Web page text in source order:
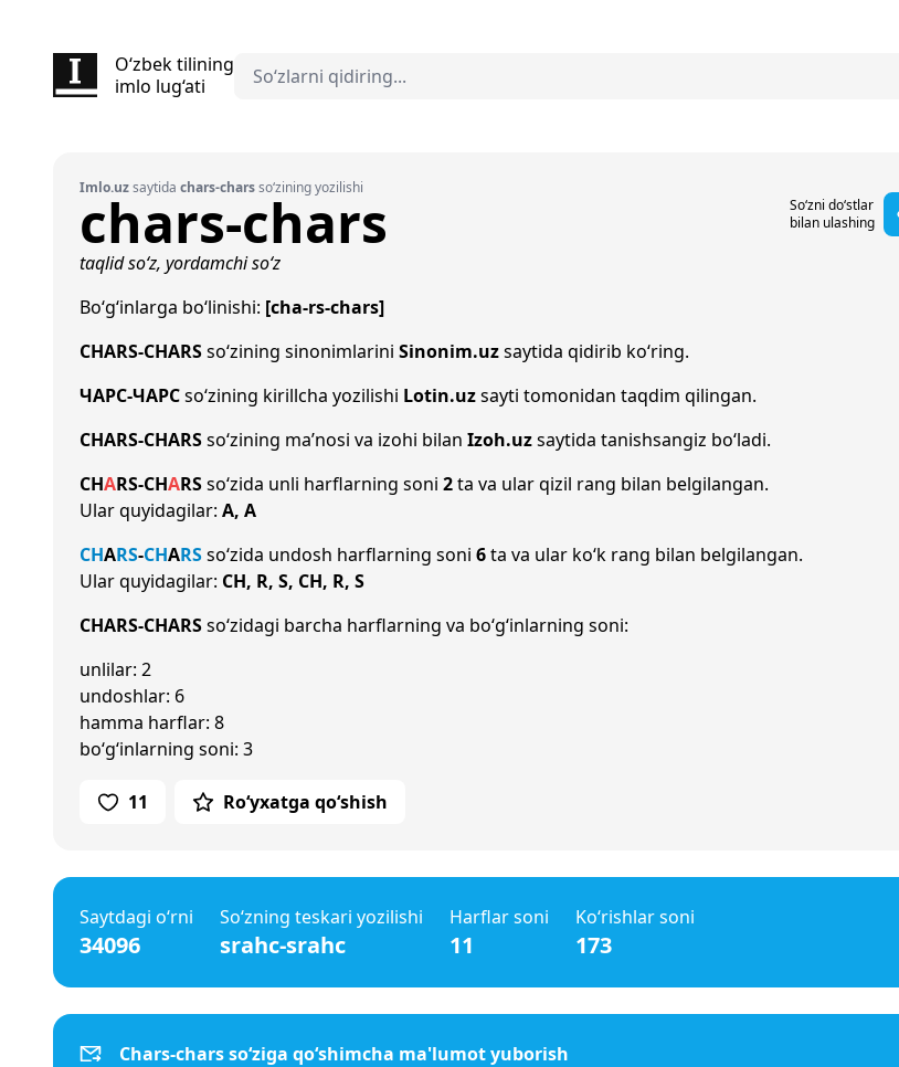
O‘zbek tilining
imlo lug‘ati
Imlo.uzsaytida chars-charsso‘zining yozilishi
chars-chars
So‘zni do‘stlar
bilan ulashing
taqlid so‘z, yordamchi so‘z
Bo‘g‘inlarga bo‘linishi: [cha-rs-chars]
CHARS-CHARSso‘zining sinonimlarini Sinonim.uzsaytida qidirib ko‘ring.
ЧАРС-ЧАРСso‘zining kirillcha yozilishi Lotin.uzsayti tomonidan taqdim qilingan.
CHARS-CHARSso‘zining ma’nosi va izohi bilan Izoh.uzsaytida tanishsangiz bo‘ladi.
CHARS-CHARSso‘zida unli harflarning soni 2ta va ular qizil rang bilan belgilangan.
Ular quyidagilar: A, A
CHARS-CHARSso‘zida undosh harflarning soni 6ta va ular ko‘k rang bilan belgilangan.
Ular quyidagilar: CH, R, S, CH, R, S
CHARS-CHARSso‘zidagi barcha harflarning va bo‘g‘inlarning soni:
unlilar: 2
undoshlar: 6
hamma harflar: 8
bo‘g‘inlarning soni: 3
11 Ro‘yxatga qo‘shish
Saytdagi o‘rni
34096
So‘zning teskari yozilishi
srahc-srahc
Harflar soni
11
Ko‘rishlar soni
173
Chars-chars so‘ziga qo‘shimcha ma'lumot yuborish